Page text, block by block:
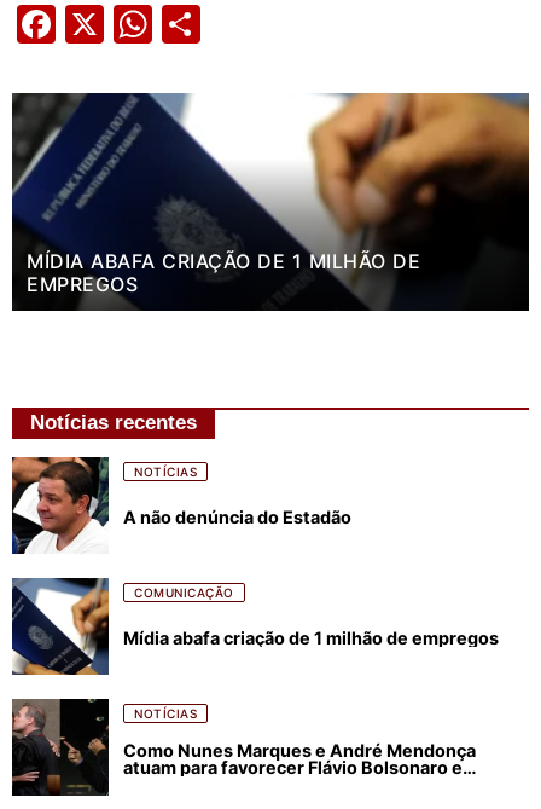
Facebook
X WhatsApp
MÍDIA ABAFA CRIAÇÃO DE 1 MILHÃO DE
EMPREGOS
Notícias recentes
NOTÍCIAS
A não denúncia do Estadão
COMUNICAÇÃO
Mídia abafa criação de 1 milhão de empregos
NOTÍCIAS
Como Nunes Marques e André Mendonça
atuam para favorecer Flávio Bolsonaro e